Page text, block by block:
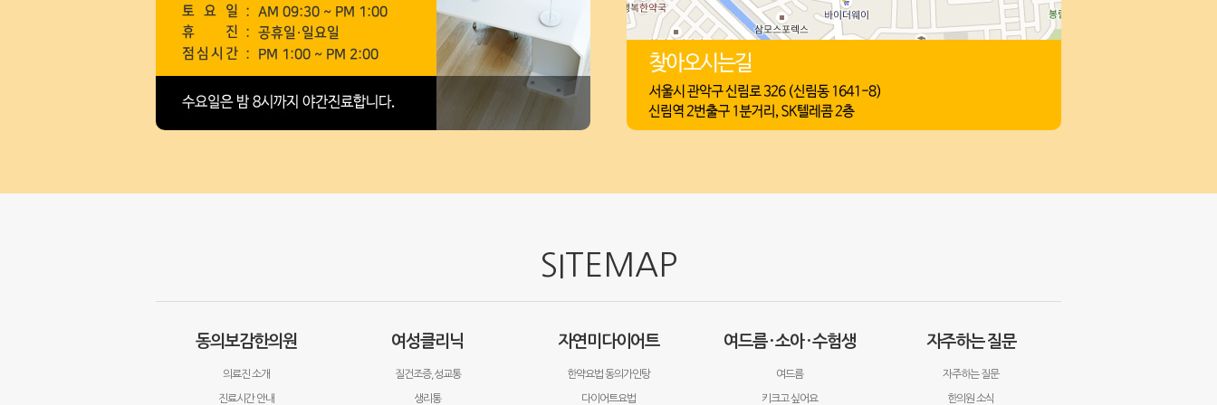
SITEMAP
동의보감한의원
의료진 소개
진료시간 안내
여성클리닉
질건조증,성교통
생리통
자연미다이어트
한약요법 동의가인탕
다이어트요법
여드름 · 소아 · 수험생
여드름
키크고 싶어요
자주하는 질문
자주하는 질문
한의원 소식